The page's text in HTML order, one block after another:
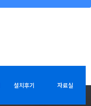
설치후기 자료실